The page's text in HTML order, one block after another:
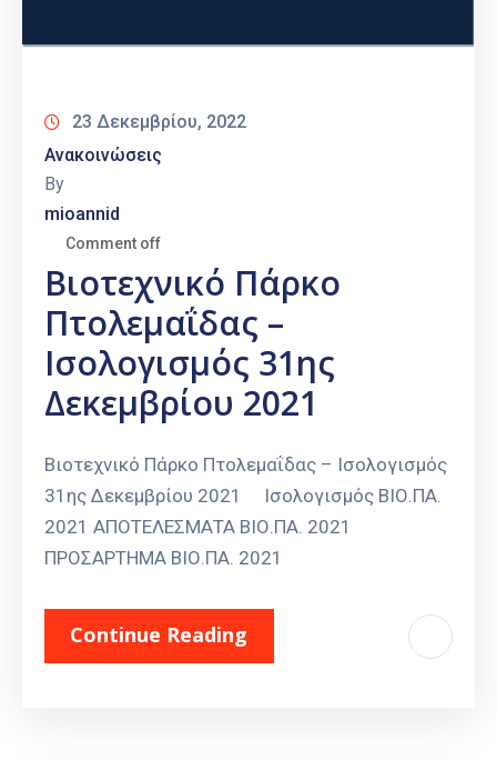
23 Δεκεμβρίου, 2022
Ανακοινώσεις
By
mioannid
Comment off
Βιοτεχνικό Πάρκο
Πτολεμαΐδας –
Ισολογισμός 31ης
Δεκεμβρίου 2021
Βιοτεχνικό Πάρκο Πτολεμαΐδας – Ισολογισμός
31ης Δεκεμβρίου 2021 Ισολογισμός ΒΙΟ.ΠΑ.
2021 ΑΠΟΤΕΛΕΣΜΑΤΑ ΒΙΟ.ΠΑ. 2021
ΠΡΟΣΑΡΤΗΜΑ ΒΙΟ.ΠΑ. 2021
Continue Reading